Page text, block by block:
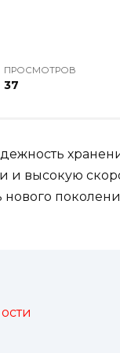
ПРОСМОТРОВ
37
и высокую